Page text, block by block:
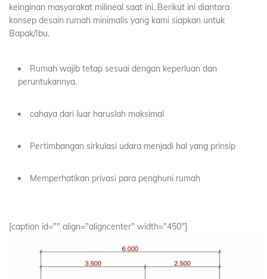
keinginan masyarakat milineal saat ini. Berikut ini diantara
konsep desain rumah minimalis yang kami siapkan untuk
Bapak/Ibu.
Rumah wajib tetap sesuai dengan keperluan dan
peruntukannya.
cahaya dari luar haruslah maksimal
Pertimbangan sirkulasi udara menjadi hal yang prinsip
Memperhatikan privasi para penghuni rumah
[caption id="" align="aligncenter" width="450"]